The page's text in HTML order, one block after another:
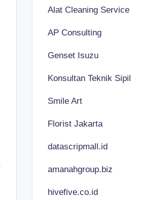
Alat Cleaning Service
AP Consulting
Genset Isuzu
Konsultan Teknik Sipil
Smile Art
Florist Jakarta
datascripmall.id
amanahgroup.biz
hivefive.co.id